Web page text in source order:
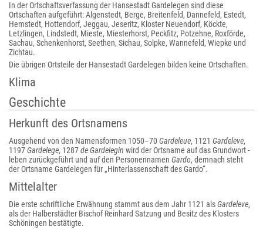
In der Ortschaftsverfassung der Hansestadt Gardelegen sind diese
Ortschaften aufgeführt: Algenstedt, Berge, Breitenfeld, Dannefeld, Estedt,
Hemstedt, Hottendorf, Jeggau, Jeseritz, Kloster Neuendorf, Köckte,
Letzlingen, Lindstedt, Mieste, Miesterhorst, Peckfitz, Potzehne, Roxförde,
Sachau, Schenkenhorst, Seethen, Sichau, Solpke, Wannefeld, Wiepke und
Zichtau.
Die übrigen Ortsteile der Hansestadt Gardelegen bilden keine Ortschaften.
Klima
Geschichte
Herkunft des Ortsnamens
Ausgehend von den Namensformen 1050–70 Gardeleue, 1121 Gardeleve,
1197Gardelege, 1287de Gardelegin wird der Ortsname auf das Grundwort -
leben zurückgeführt und auf den Personennamen Gardo, demnach steht
der Ortsname Gardelegen für „Hinterlassenschaft des Gardo“.
Mittelalter
Die erste schriftliche Erwähnung stammt aus dem Jahr 1121 alsGardeleve,
als der Halberstädter Bischof Reinhard Satzung und Besitz des Klosters
Schöningen bestätigte.